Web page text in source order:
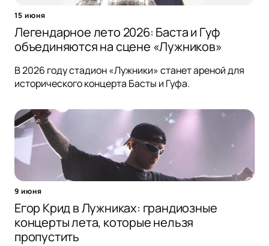
15 июня
Легендарное лето 2026: Баста и Гуф
объединяются на сцене «Лужников»
В 2026 году стадион «Лужники» станет ареной для
исторического концерта Басты и Гуфа.
9 июня
Егор Крид в Лужниках: грандиозные
концерты лета, которые нельзя
пропустить